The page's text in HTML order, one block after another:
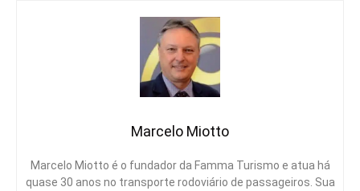
Marcelo Miotto
Marcelo Miotto é o fundador da Famma Turismo e atua há
quase 30 anos no transporte rodoviário de passageiros. Sua